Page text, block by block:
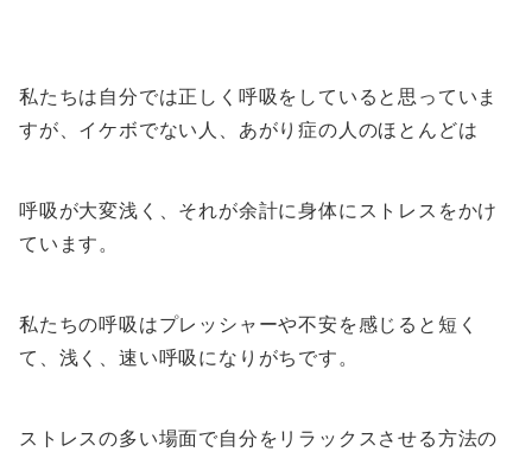
私たちは自分では正しく呼吸をしていると思っていま
すが、イケボでない人、あがり症の人のほとんどは
呼吸が大変浅く、それが余計に身体にストレスをかけ
ています。
私たちの呼吸はプレッシャーや不安を感じると短く
て、浅く、速い呼吸になりがちです。
ストレスの多い場面で自分をリラックスさせる方法の